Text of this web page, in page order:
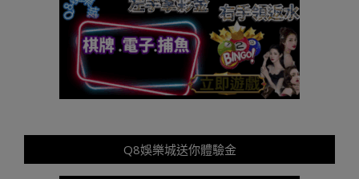
Q8娛樂城送你體驗金